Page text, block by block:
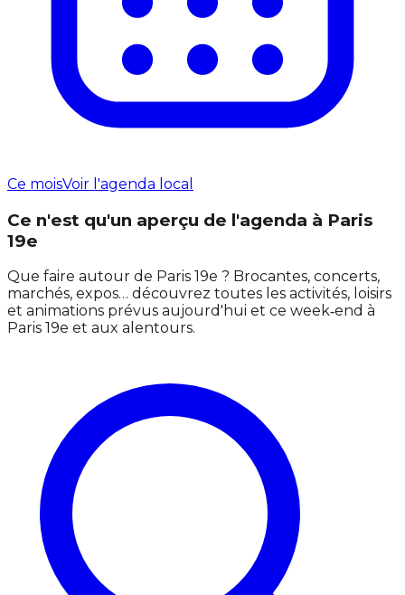
Ce moisVoir l'agenda local
Ce n'est qu'un aperçu de l'agenda à Paris
19e
Que faire autour de Paris 19e ? Brocantes, concerts,
marchés, expos… découvrez toutes les activités, loisirs
et animations prévus aujourd'hui et ce week‑end à
Paris 19e et aux alentours.